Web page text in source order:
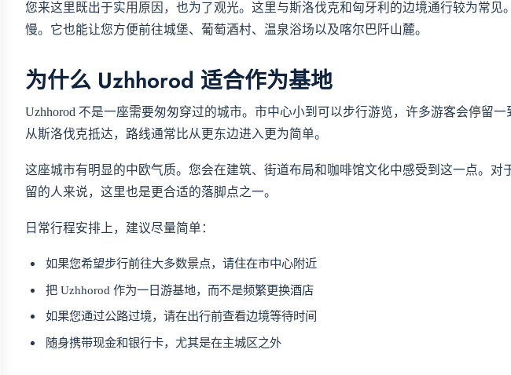
您来这里既出于实用原因，也为了观光。这里与斯洛伐克和匈牙利的边境通行较为常见
慢。它也能让您方便前往城堡、葡萄酒村、温泉浴场以及喀尔巴阡山麓。
为什么 Uzhhorod 适合作为基地
Uzhhorod 不是一座需要匆匆穿过的城市。市中心小到可以步行游览，许多游客会停留
从斯洛伐克抵达，路线通常比从更东边进入更为简单。
这座城市有明显的中欧气质。您会在建筑、街道布局和咖啡馆文化中感受到这一点。对
留的人来说，这里也是更合适的落脚点之一。
日常行程安排上，建议尽量简单：
如果您希望步行前往大多数景点，请住在市中心附近
把 Uzhhorod 作为一日游基地，而不是频繁更换酒店
如果您通过公路过境，请在出行前查看边境等待时间
随身携带现金和银行卡，尤其是在主城区之外